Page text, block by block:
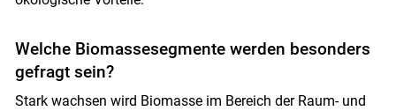
Welche Biomassesegmente werden besonders
gefragt sein?
Stark wachsen wird Biomasse im Bereich der Raum- und